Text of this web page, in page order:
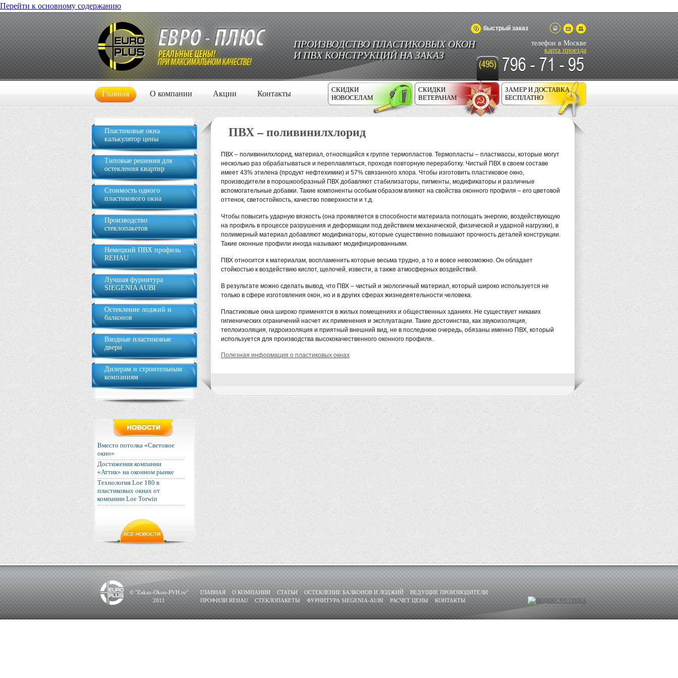
Перейти к основному содержанию
ПРОИЗВОДСТВО ПЛАСТИКОВЫХ ОКОН
И ПВХ КОНСТРУКЦИЙ НА ЗАКАЗ
быстрый заказ
телефон в Москве
карта проезда
Главная О компании Акции Контакты
ЗАМЕР И ДОСТАВКА
БЕСПЛАТНО
СКИДКИ
ВЕТЕРАНАМ
СКИДКИ
НОВОСЕЛАМ
Пластиковые окна
калькулятор цены
Типовые решения для
остекления квартир
Стоимость одного
пластикового окна
Производство
стеклопакетов
Немецкий ПВХ профиль
REHAU
Лучшая фурнитура
SIEGENIA AUBI
Остекление лоджий и
балконов
Входные пластиковые
двери
Дилерам и строительным
компаниям
Вместо потолка «Световое
окно»
Достижения компании
«Аттик» на оконном рынке
Технология Loe 180 в
пластиковых окнах от
компании Loe Torwin
ПВХ – поливинилхлорид
ПВХ – поливинилхлорид, материал, относящийся к группе термопластов. Термопласты – пластмассы, которые могут
несколько раз обрабатываться и переплавляться, проходя повторную переработку. Чистый ПВХ в своем составе
имеет 43% этилена (продукт нефтехимии) и 57% связанного хлора. Чтобы изготовить пластиковое окно,
производители в порошкообразный ПВХ добавляют стабилизаторы, пигменты, модификаторы и различные
вспомогательные добавки. Такие компоненты особым образом влияют на свойства оконного профиля – его цветовой
оттенок, светостойкость, качество поверхности и т.д.
Чтобы повысить ударную вязкость (она проявляется в способности материала поглощать энергию, воздействующую
на профиль в процессе разрушения и деформации под действием механической, физической и ударной нагрузки), в
полимерный материал добавляют модификаторы, которые существенно повышают прочность деталей конструкции.
Такие оконные профили иногда называют модифицированными.
ПВХ относится к материалам, воспламенить которые весьма трудно, а то и вовсе невозможно. Он обладает
стойкостью к воздействию кислот, щелочей, извести, а также атмосферных воздействий.
В результате можно сделать вывод, что ПВХ – чистый и экологичный материал, который широко используется не
только в сфере изготовления окон, но и в других сферах жизнедеятельности человека.
Пластиковые окна широко применятся в жилых помещениях и общественных зданиях. Не существует никаких
гигиенических ограничений насчет их применения и эксплуатации. Такие достоинства, как звукоизоляция,
теплоизоляция, гидроизоляция и приятный внешний вид, не в последнюю очередь, обязаны именно ПВХ, который
используется для производства высококачественного оконного профиля.
Полезная информация о пластиковых окнах
© "Zakaz-Okon-PVH.ru"
2011
ГЛАВНАЯ О КОМПАНИИ СТАТЬИ ОСТЕКЛЕНИЕ БАЛКОНОВ И ЛОДЖИЙ
ВЕДУЩИЕ ПРОИЗВОДИТЕЛИ
ПРОФИЛИ REHAU
СТЕКЛОПАКЕТЫ ФУРНИТУРА SIEGENIA-AUBI РАСЧЕТ ЦЕНЫ КОНТАКТЫ